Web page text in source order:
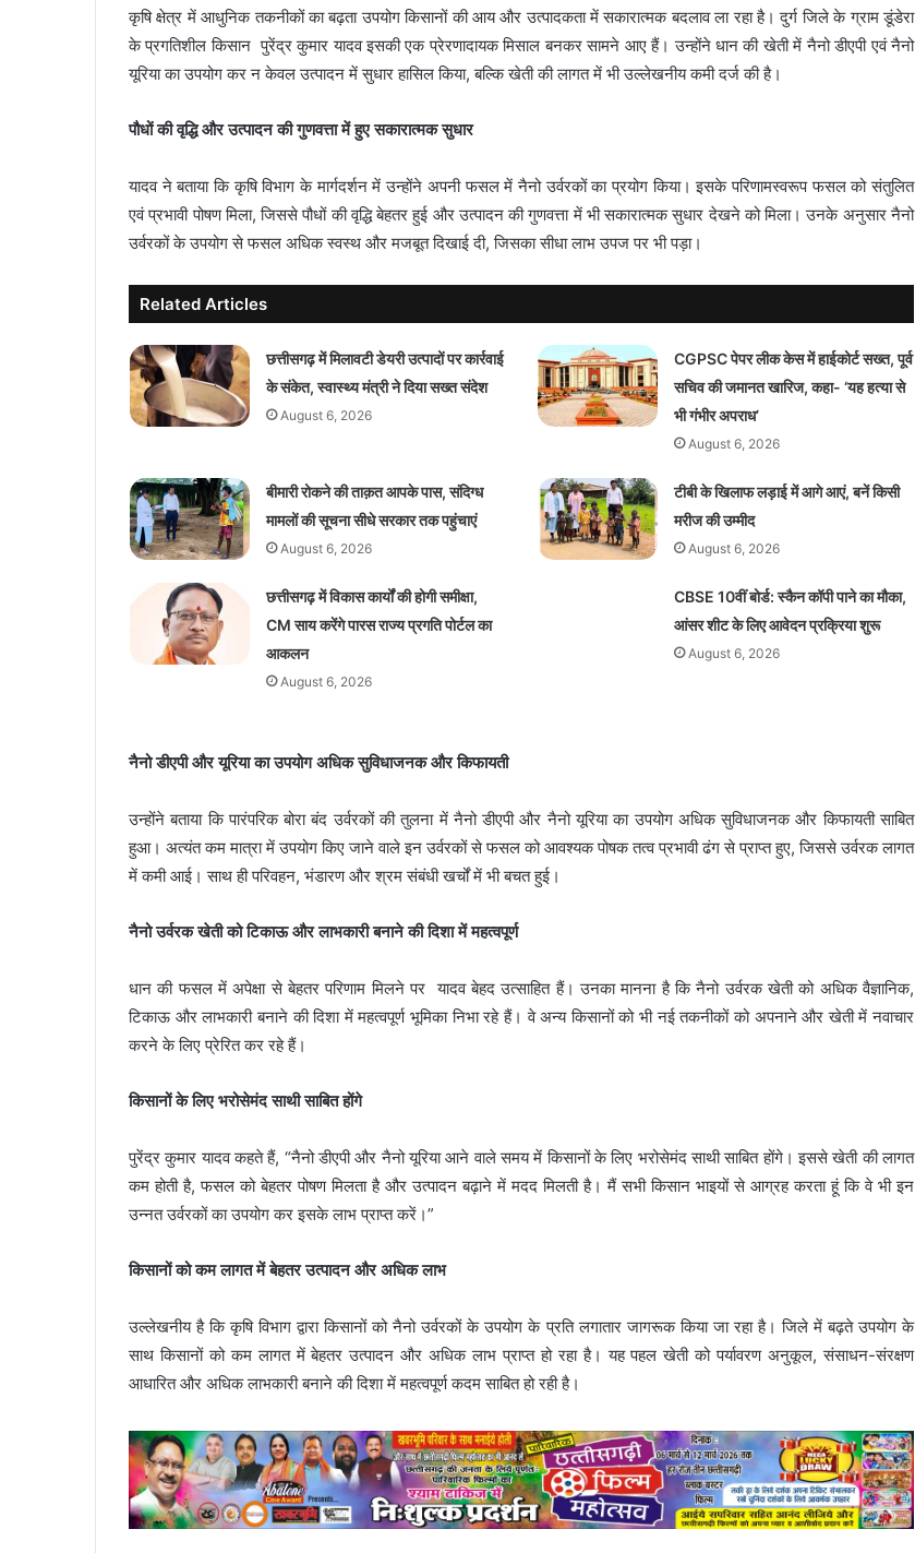
कृषि क्षेत्र में आधुनिक तकनीकों का बढ़ता उपयोग किसानों की आय और उत्पादकता में सकारात्मक बदलाव ला रहा है। दुर्ग जिले के ग्राम डूंडेरा
के प्रगतिशील किसान पुरेंद्र कुमार यादव इसकी एक प्रेरणादायक मिसाल बनकर सामने आए हैं। उन्होंने धान की खेती में नैनो डीएपी एवं नैनो
यूरिया का उपयोग कर न केवल उत्पादन में सुधार हासिल किया, बल्कि खेती की लागत में भी उल्लेखनीय कमी दर्ज की है।
पौधों की वृद्धि और उत्पादन की गुणवत्ता में हुए सकारात्मक सुधार
यादव ने बताया कि कृषि विभाग के मार्गदर्शन में उन्होंने अपनी फसल में नैनो उर्वरकों का प्रयोग किया। इसके परिणामस्वरूप फसल को संतुलित
एवं प्रभावी पोषण मिला, जिससे पौधों की वृद्धि बेहतर हुई और उत्पादन की गुणवत्ता में भी सकारात्मक सुधार देखने को मिला। उनके अनुसार नैनो
उर्वरकों के उपयोग से फसल अधिक स्वस्थ और मजबूत दिखाई दी, जिसका सीधा लाभ उपज पर भी पड़ा।
Related Articles
छत्तीसगढ़ में मिलावटी डेयरी उत्पादों पर कार्रवाई
के संकेत, स्वास्थ्य मंत्री ने दिया सख्त संदेश
August 6, 2026
CGPSC पेपर लीक केस में हाईकोर्ट सख्त, पूर्व
सचिव की जमानत खारिज, कहा- ‘यह हत्या से
भी गंभीर अपराध’
August 6, 2026
बीमारी रोकने की ताक़त आपके पास, संदिग्ध
मामलों की सूचना सीधे सरकार तक पहुंचाएं
August 6, 2026
टीबी के खिलाफ लड़ाई में आगे आएं, बनें किसी
मरीज की उम्मीद
August 6, 2026
छत्तीसगढ़ में विकास कार्यों की होगी समीक्षा,
CM साय करेंगे पारस राज्य प्रगति पोर्टल का
आकलन
August 6, 2026
CBSE 10वीं बोर्ड: स्कैन कॉपी पाने का मौका,
आंसर शीट के लिए आवेदन प्रक्रिया शुरू
August 6, 2026
नैनो डीएपी और यूरिया का उपयोग अधिक सुविधाजनक और किफायती
उन्होंने बताया कि पारंपरिक बोरा बंद उर्वरकों की तुलना में नैनो डीएपी और नैनो यूरिया का उपयोग अधिक सुविधाजनक और किफायती साबित
हुआ। अत्यंत कम मात्रा में उपयोग किए जाने वाले इन उर्वरकों से फसल को आवश्यक पोषक तत्व प्रभावी ढंग से प्राप्त हुए, जिससे उर्वरक लागत
में कमी आई। साथ ही परिवहन, भंडारण और श्रम संबंधी खर्चों में भी बचत हुई।
नैनो उर्वरक खेती को टिकाऊ और लाभकारी बनाने की दिशा में महत्वपूर्ण
धान की फसल में अपेक्षा से बेहतर परिणाम मिलने पर यादव बेहद उत्साहित हैं। उनका मानना है कि नैनो उर्वरक खेती को अधिक वैज्ञानिक,
टिकाऊ और लाभकारी बनाने की दिशा में महत्वपूर्ण भूमिका निभा रहे हैं। वे अन्य किसानों को भी नई तकनीकों को अपनाने और खेती में नवाचार
करने के लिए प्रेरित कर रहे हैं।
किसानों के लिए भरोसेमंद साथी साबित होंगे
पुरेंद्र कुमार यादव कहते हैं, “नैनो डीएपी और नैनो यूरिया आने वाले समय में किसानों के लिए भरोसेमंद साथी साबित होंगे। इससे खेती की लागत
कम होती है, फसल को बेहतर पोषण मिलता है और उत्पादन बढ़ाने में मदद मिलती है। मैं सभी किसान भाइयों से आग्रह करता हूं कि वे भी इन
उन्नत उर्वरकों का उपयोग कर इसके लाभ प्राप्त करें।”
किसानों को कम लागत में बेहतर उत्पादन और अधिक लाभ
उल्लेखनीय है कि कृषि विभाग द्वारा किसानों को नैनो उर्वरकों के उपयोग के प्रति लगातार जागरूक किया जा रहा है। जिले में बढ़ते उपयोग के
साथ किसानों को कम लागत में बेहतर उत्पादन और अधिक लाभ प्राप्त हो रहा है। यह पहल खेती को पर्यावरण अनुकूल, संसाधन-संरक्षण
आधारित और अधिक लाभकारी बनाने की दिशा में महत्वपूर्ण कदम साबित हो रही है।